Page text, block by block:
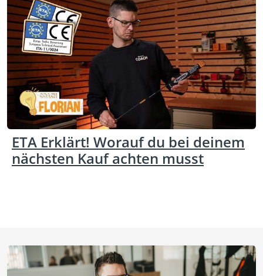
ETA Erklärt! Worauf du bei deinem
nächsten Kauf achten musst